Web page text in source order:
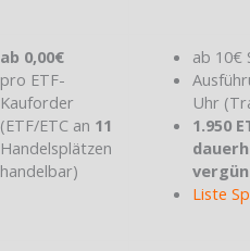
ab 0,00€
pro ETF-
Kauforder
(ETF/ETC an 11
Handelsplätzen
handelbar)
ab 10€
Uhr
1.950
Liste